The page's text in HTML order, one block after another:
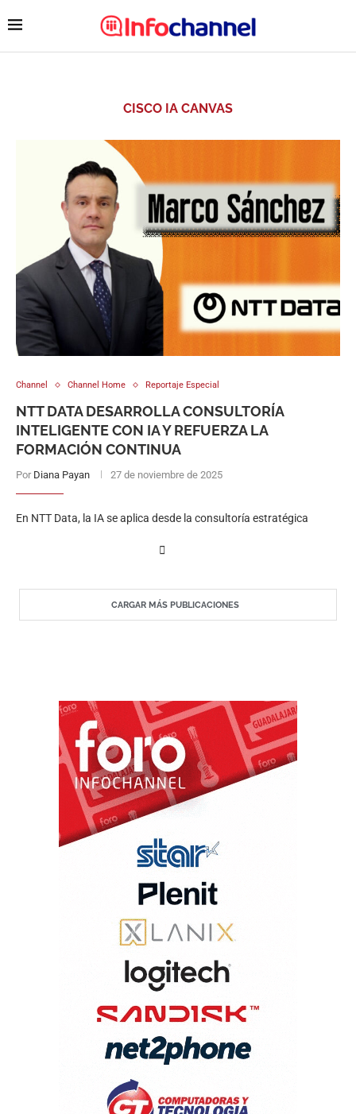
CISCO IA CANVAS
Channel Channel Home Reportaje Especial
NTT DATA DESARROLLA CONSULTORÍA
INTELIGENTE CON IA Y REFUERZA LA
FORMACIÓN CONTINUA
Por Diana Payan 27 de noviembre de 2025
En NTT Data, la IA se aplica desde la consultoría estratégica
CARGAR MÁS PUBLICACIONES